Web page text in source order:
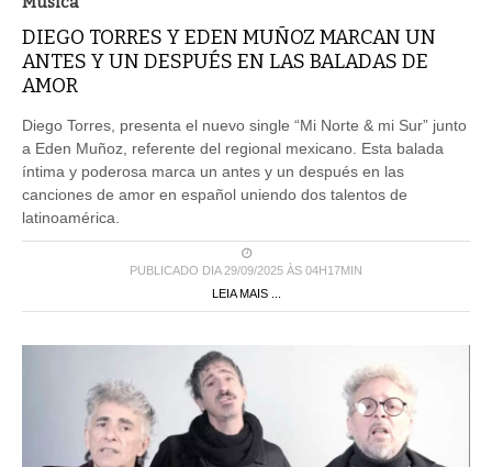
DIEGO TORRES Y EDEN MUÑOZ MARCAN UN
ANTES Y UN DESPUÉS EN LAS BALADAS DE
AMOR
a Eden Muñoz, referente del regional mexicano. Esta balada
íntima y poderosa marca un antes y un después en las
canciones de amor en español uniendo dos talentos de
latinoamérica.
PUBLICADO DIA 29/09/2025 ÀS 04H17MIN
LEIA MAIS ...